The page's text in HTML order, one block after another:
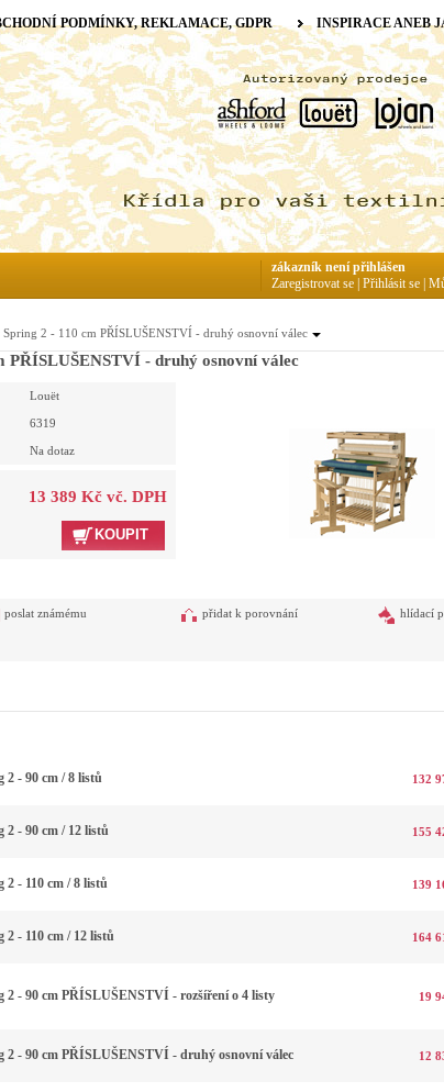
Spring 2 - 110 cm PŘÍSLUŠENSTVÍ - druhý osnovní válec
PŘÍSLUŠENSTVÍ - druhý osnovní válec
Louët
6319
Na dotaz
13 389 Kč vč. DPH
KOUPIT
poslat známému přidat k porovnání hlídací
- 90 cm / 8 listů 132
- 90 cm / 12 listů 155
- 110 cm / 8 listů 139
- 110 cm / 12 listů 164
2 - 90 cm PŘÍSLUŠENSTVÍ - rozšíření o 4 listy 19
2 - 90 cm PŘÍSLUŠENSTVÍ - druhý osnovní válec 12
PODMÍNKY, REKLAMACE, GDPR INSPIRACE ANEB
zákazník není přihlášen
Zaregistrovat se Přihlásit se